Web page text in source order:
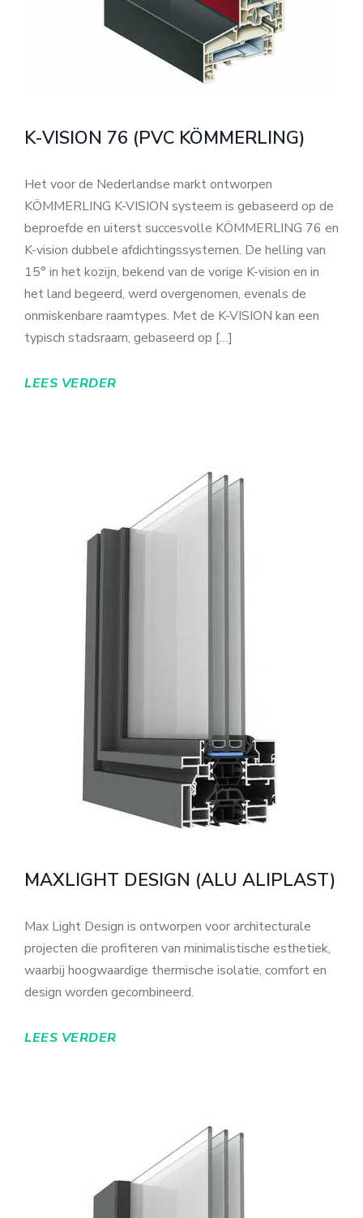
K-VISION 76 (PVC KÖMMERLING)
Het voor de Nederlandse markt ontworpen
KÖMMERLING K-VISION systeem is gebaseerd op de
beproefde en uiterst succesvolle KÖMMERLING 76 en
K-vision dubbele afdichtingssystemen. De helling van
15° in het kozijn, bekend van de vorige K-vision en in
het land begeerd, werd overgenomen, evenals de
onmiskenbare raamtypes. Met de K-VISION kan een
typisch stadsraam, gebaseerd op […]
LEES VERDER
MAXLIGHT DESIGN (ALU ALIPLAST)
Max Light Design is ontworpen voor architecturale
projecten die profiteren van minimalistische esthetiek,
waarbij hoogwaardige thermische isolatie, comfort en
design worden gecombineerd.
LEES VERDER